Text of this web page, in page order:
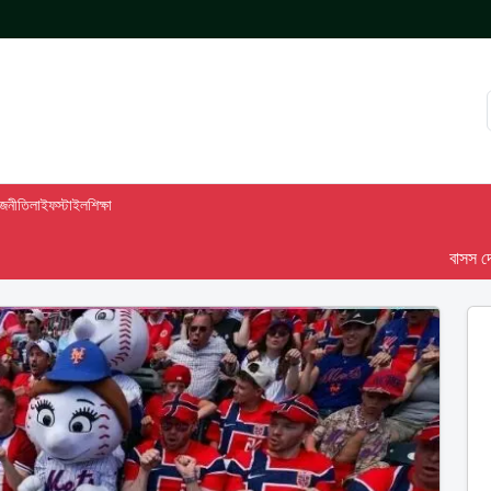
লাইফস্টাইলশিক্ষা
বাসস দেশ-